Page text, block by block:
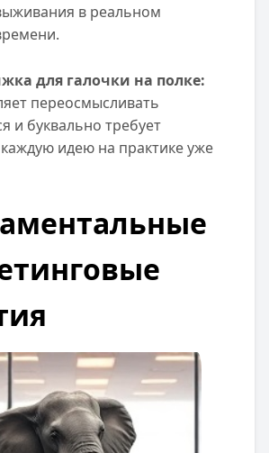
в реальном
для галочки на полке:
переосмысливать
и буквально требует
идею на практике уже